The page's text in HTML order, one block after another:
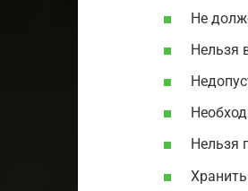
Не
Нельзя
Нельзя